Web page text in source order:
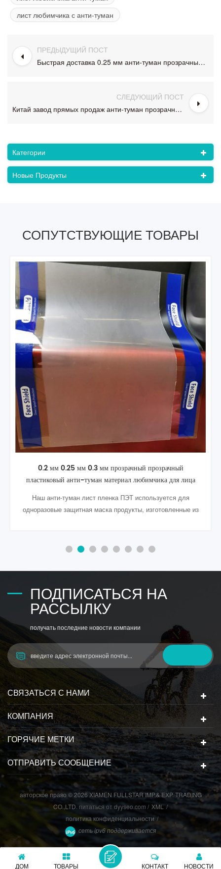
лист любимчика с анти-туман
ПРЕДЫДУЩИЙ ПОСТ
Быстрая доставка 0.25 мм анти-туман прозрачные ПЭТ-пленка лист
СЛЕДУЮЩИЙ ПОСТ
Китай завод прямых продаж анти-туман прозрачный лист любимчика пластичная для лицевого щитка
Категории
Новые Продукты
СОПУТСТВУЮЩИЕ ТОВАРЫ
0.2 мм 0.25 мм 0.3 мм прозрачный прозрачный
пластиковый анти-туман материал любимчика для лица
Наш анти-туман лист пленка ПЭТ используется для
одноразовые защитная маска продукты, изготовленные из
ПОДПИСАТЬСЯ НА
РАССЫЛКУ
получать последние новости компании
СВЯЗАТЬСЯ С НАМИ
КОМПАНИЯ
ГОРЯЧИЕ МЕТКИ
ОТПРАВИТЬ СООБЩЕНИЕ
авторское право © 2026 XIAMEN FULLSTAR IMP.& EXP. TRADING
CO.,LTD. питаться от dyyseo.com / XML /
политика конфиденциальности /
сеть ipv6 поддерживается
ДОМ ТОВАРЫ НОВОСТИ
КОНТАКТ